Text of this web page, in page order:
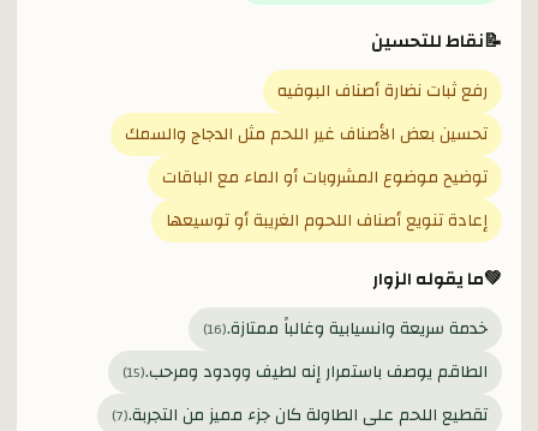
📝نقاط للتحسين
رفع ثبات نضارة أصناف البوفيه
تحسين بعض الأصناف غير اللحم مثل الدجاج والسمك
توضيح موضوع المشروبات أو الماء مع الباقات
إعادة تنويع أصناف اللحوم الغريبة أو توسيعها
💚ما يقوله الزوار
خدمة سريعة وانسيابية وغالباً ممتازة.(
16
)
الطاقم يوصف باستمرار إنه لطيف وودود ومرحب.(
15
)
تقطيع اللحم على الطاولة كان جزء مميز من التجربة.(
7
)